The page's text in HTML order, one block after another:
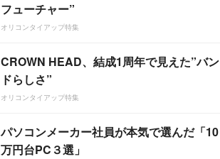
フューチャー”
オリコンタイアップ特集
CROWN HEAD、結成1周年で見えた”バン
ドらしさ”
オリコンタイアップ特集
パソコンメーカー社員が本気で選んだ「10
万円台PC３選」